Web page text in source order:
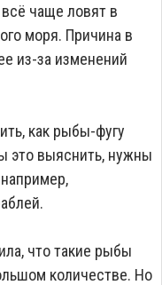
чаще ловят в
моря. Причина в
из‑за изменений
как рыбы‑фугу
это выяснить, нужны
что такие рыбы
количестве. Но